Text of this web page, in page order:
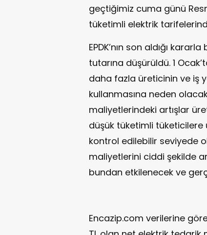
geçtiğimiz cuma günü
tüketimli elektrik
EPDK’nın son aldığı
tutarına düşürüldü. 1
daha fazla üreticinin ve iş
kullanmasına neden
maliyetlerindeki artışlar
düşük tüketimli
kontrol edilebilir seviyede
maliyetlerini ciddi şekilde
bundan etkilenecek ve
Encazip.com verilerine